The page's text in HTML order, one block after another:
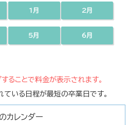
1月 2月
5月 6月
ることで料金が表示されます。
ている日程が最短の卒業日です。
カレンダー